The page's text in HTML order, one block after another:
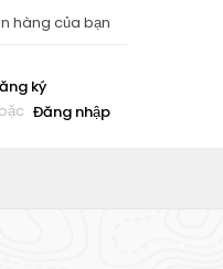
hàng của bạn
ký
Đăng nhập